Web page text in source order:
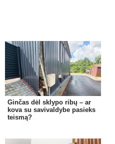
Ginčas dėl sklypo ribų – ar
kova su savivaldybe pasieks
teismą?